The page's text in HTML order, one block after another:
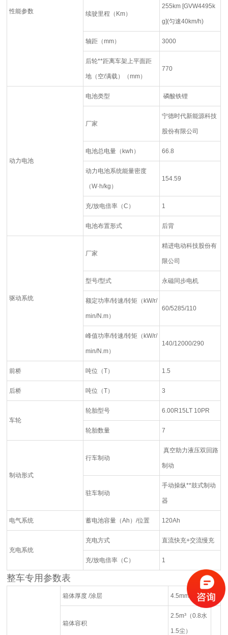
性能参数 续驶里程（Km）
255km [GVW4495k
g](匀速40km/h)
轴距（mm） 3000
后轮**距离车架上平面距
地（空/满载）（mm）
770
动力电池
电池类型 磷酸铁锂
厂家
宁德时代新能源科技
股份有限公司
电池总电量（kwh） 66.8
动力电池系统能量密度
（W·h/kg）
154.59
充/放电倍率（C） 1
电池布置形式 后背
驱动系统
厂家
精进电动科技股份有
限公司
型号/型式 永磁同步电机
额定功率/转速/转矩（kW/r/
min/N.m）
60/5285/110
峰值功率/转速/转矩（kW/r/
min/N.m）
140/12000/290
前桥 吨位（T） 1.5
后桥 吨位（T） 3
车轮
轮胎型号 6.00R15LT 10PR
轮胎数量 7
制动形式
行车制动
真空助力液压双回路
制动
驻车制动
手动操纵**鼓式制动
器
电气系统 蓄电池容量（Ah）/位置 120Ah
充电系统
充电方式 直流快充+交流慢充
充/放电倍率（C） 1
整车专用参数表
箱体厚度 /涂层 4.5mm
箱体容积
2.5m³（0.8水
1.5尘）